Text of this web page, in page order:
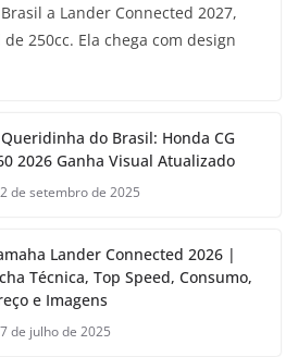
a Lander Connected 2027,
250cc. Ela chega com design
do Brasil: Honda CG
2026 Ganha Visual Atualizado
2 de setembro de 2025
Lander Connected 2026 |
Técnica, Top Speed, Consumo,
e Imagens
7 de julho de 2025